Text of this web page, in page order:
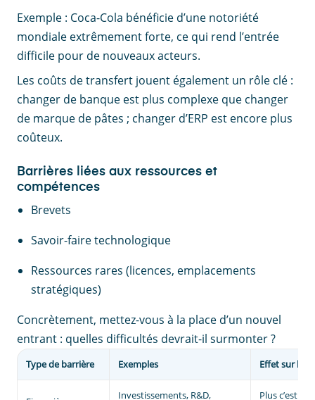
Exemple : Coca-Cola bénéficie d’une notoriété
mondiale extrêmement forte, ce qui rend l’entrée
difficile pour de nouveaux acteurs.
Les coûts de transfert jouent également un rôle clé :
changer de banque est plus complexe que changer
de marque de pâtes ; changer d’ERP est encore plus
coûteux.
Barrières liées aux ressources et
compétences
Brevets
Savoir-faire technologique
Ressources rares (licences, emplacements
stratégiques)
Concrètement, mettez-vous à la place d’un nouvel
entrant : quelles difficultés devrait-il surmonter ?
Type de barrière Exemples Effet sur la
Investissements, R&D,
Plus c’est